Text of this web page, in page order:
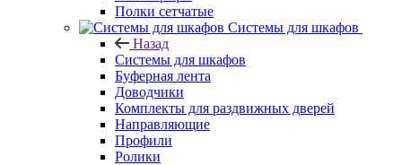
Полки сетчатые
Системы для шкафов
Назад
Системы для шкафов
Буферная лента
Доводчики
Комплекты для раздвижных дверей
Направляющие
Профили
Ролики